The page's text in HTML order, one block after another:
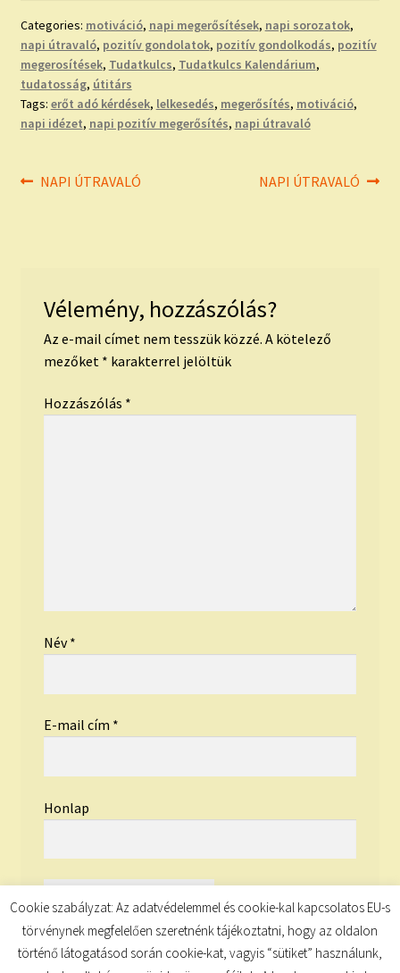
Categories: motiváció, napi megerősítések, napi sorozatok,
napi útravaló, pozitív gondolatok, pozitív gondolkodás, pozitív
megerosítések, Tudatkulcs, Tudatkulcs Kalendárium,
tudatosság, útitárs
Tags: erőt adó kérdések, lelkesedés, megerősítés, motiváció,
napi idézet, napi pozitív megerősítés, napi útravaló
Bejegyzés
Previous
NAPI ÚTRAVALÓ
Next
NAPI ÚTRAVALÓ
Vélemény, hozzászólás?
Az e-mail címet nem tesszük közzé. A kötelező
mezőket * karakterrel jelöltük
Hozzászólás *
Név*
E-mail cím *
Honlap
Cookie szabályzat: Az adatvédelemmel és cookie-kal kapcsolatos EU-s
törvénynek megfelelően szeretnénk tájékoztatni, hogy az oldalon
történő látogatásod során cookie-kat, vagyis “sütiket” használunk,